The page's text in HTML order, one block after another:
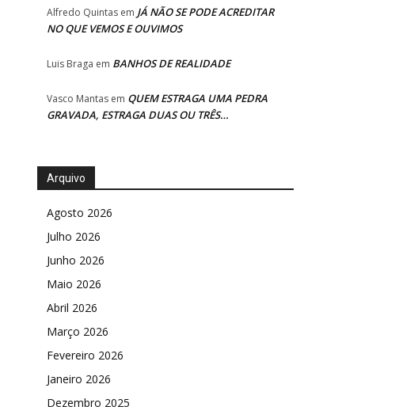
Alfredo Quintas em JÁ NÃO SE PODE ACREDITAR
NO QUE VEMOS E OUVIMOS
Luis Braga em BANHOS DE REALIDADE
Vasco Mantas em QUEM ESTRAGA UMA PEDRA
GRAVADA, ESTRAGA DUAS OU TRÊS…
Arquivo
Agosto 2026
Julho 2026
Junho 2026
Maio 2026
Abril 2026
Março 2026
Fevereiro 2026
Janeiro 2026
Dezembro 2025